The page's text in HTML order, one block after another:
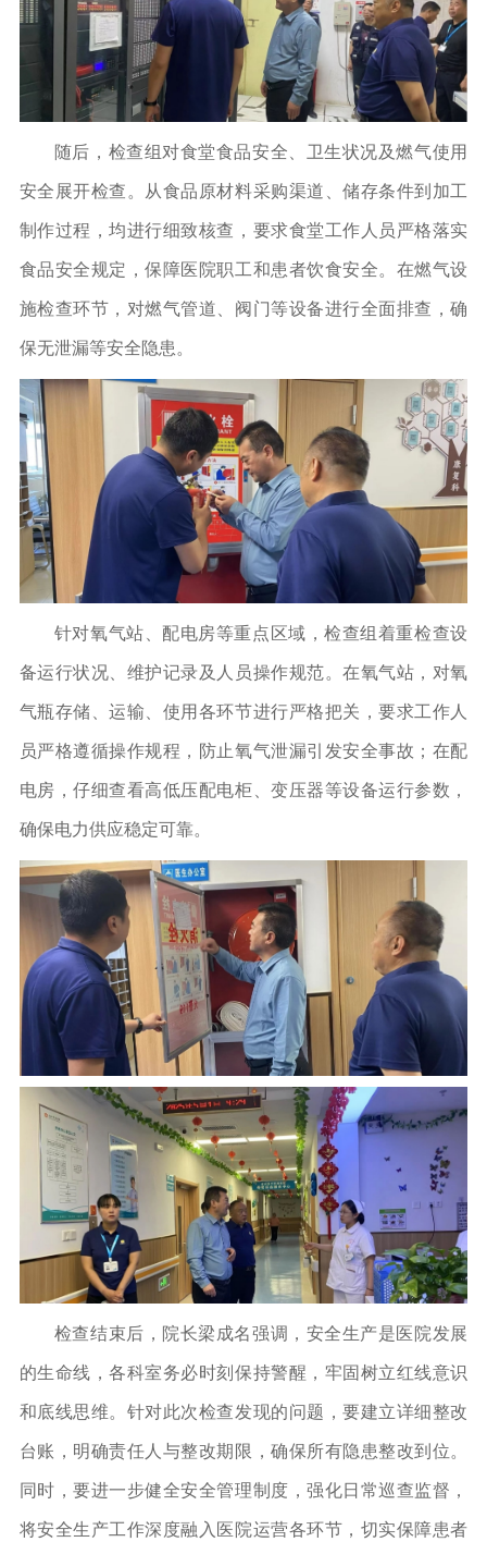
随后，检查组对食堂食品安全、卫生状况及燃气使用
安全展开检查。从食品原材料采购渠道、储存条件到加工
制作过程，均进行细致核查，要求食堂工作人员严格落实
食品安全规定，保障医院职工和患者饮食安全。在燃气设
施检查环节，对燃气管道、阀门等设备进行全面排查，确
保无泄漏等安全隐患。
针对氧气站、配电房等重点区域，检查组着重检查设
备运行状况、维护记录及人员操作规范。在氧气站，对氧
气瓶存储、运输、使用各环节进行严格把关，要求工作人
员严格遵循操作规程，防止氧气泄漏引发安全事故；在配
电房，仔细查看高低压配电柜、变压器等设备运行参数，
确保电力供应稳定可靠。
检查结束后，院长梁成名强调，安全生产是医院发展
的生命线，各科室务必时刻保持警醒，牢固树立红线意识
和底线思维。针对此次检查发现的问题，要建立详细整改
台账，明确责任人与整改期限，确保所有隐患整改到位。
同时，要进一步健全安全管理制度，强化日常巡查监督，
将安全生产工作深度融入医院运营各环节，切实保障患者